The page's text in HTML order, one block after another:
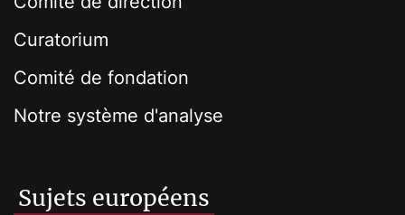
Curatorium
Comité de fondation
Notre système d'analyse
Sujets européens